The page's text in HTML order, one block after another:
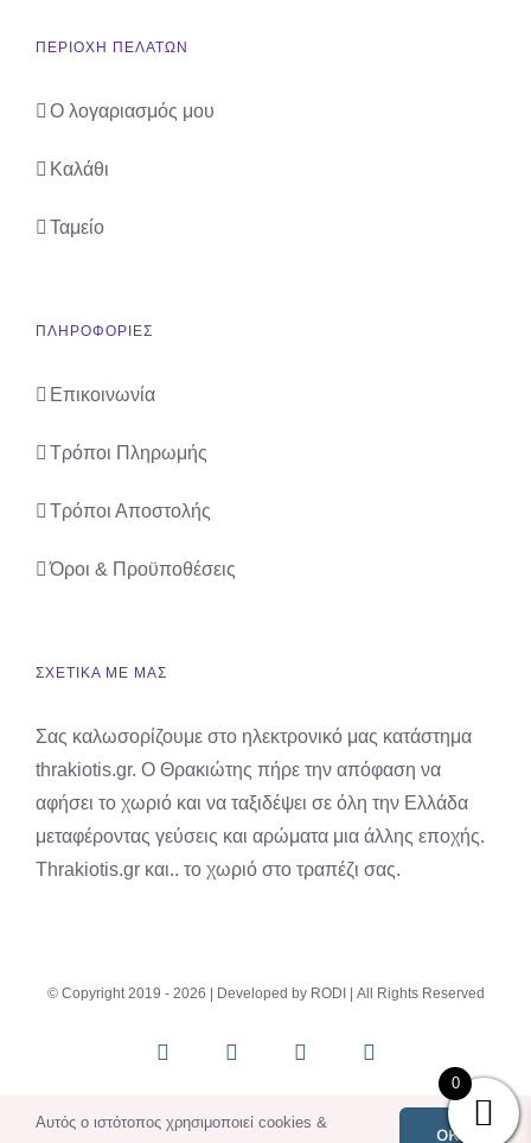
ΠΕΡΙΟΧΗ ΠΕΛΑΤΩΝ
Ο λογαριασμός μου
Καλάθι
Ταμείο
ΠΛΗΡΟΦΟΡΙΕΣ
Επικοινωνία
Τρόποι Πληρωμής
Τρόποι Αποστολής
Όροι & Προϋποθέσεις
ΣΧΕΤΙΚΑ ΜΕ ΜΑΣ
Σας καλωσορίζουμε στο ηλεκτρονικό μας κατάστημα
thrakiotis.gr. Ο Θρακιώτης πήρε την απόφαση να
αφήσει το χωριό και να ταξιδέψει σε όλη την Ελλάδα
μεταφέροντας γεύσεις και αρώματα μια άλλης εποχής.
Thrakiotis.gr και.. το χωριό στο τραπέζι σας.
© Copyright 2019 - 2026 | Developed by RODI| All Rights Reserved
Instagram
X FacebookPinterest
0
Αυτός ο ιστότοπος χρησιμοποιεί cookies &
OK